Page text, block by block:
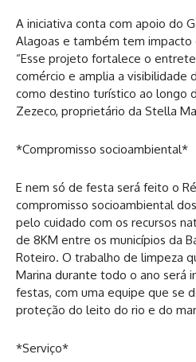
A iniciativa conta com apoio do
Alagoas e também tem impacto
“Esse projeto fortalece o
comércio e amplia a visibilidade
como destino turístico ao longo
Zezeco, proprietário da Stella
*Compromisso socioambiental*
E nem só de festa será feito o
compromisso socioambiental
pelo cuidado com os recursos
de 8KM entre os municípios da
Roteiro. O trabalho de limpeza
Marina durante todo o ano será
festas, com uma equipe que se
proteção do leito do rio e do
*Serviço*